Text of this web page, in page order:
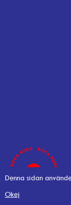
Denna sidan
Okej